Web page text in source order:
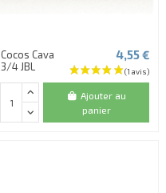
Cocos Cava
3/4 JBL
4,55 €
Ajouter au
panier